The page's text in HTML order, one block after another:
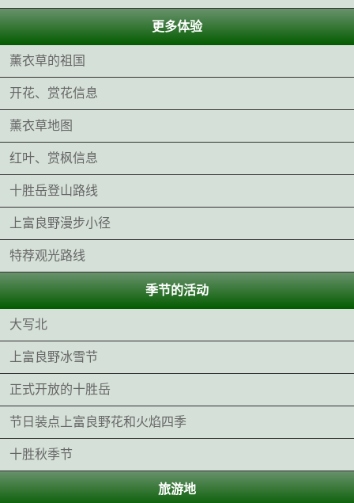
更多体验
薰衣草的祖国
开花、赏花信息
薰衣草地图
红叶、赏枫信息
十胜岳登山路线
上富良野漫步小径
特荐观光路线
季节的活动
大写北
上富良野冰雪节
正式开放的十胜岳
节日装点上富良野花和火焰四季
十胜秋季节
旅游地